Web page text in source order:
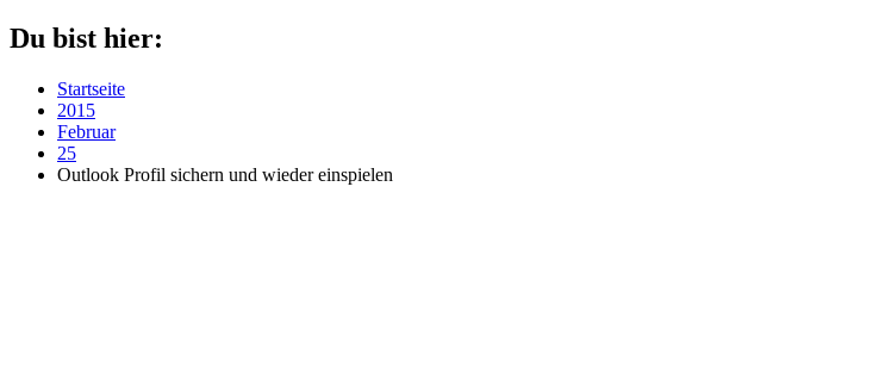
Du bist hier:
Startseite
2015
Februar
25
Outlook Profil sichern und wieder einspielen